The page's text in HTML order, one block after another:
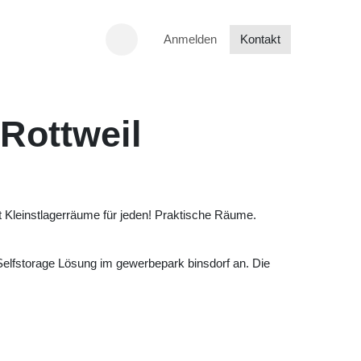
Anmelden Kontakt
Kleinstlagerräume für jeden! Praktische
Selfstorage Lösung im gewerbepark binsdorf